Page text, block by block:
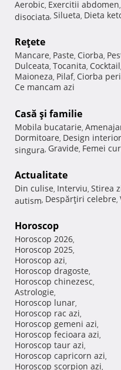
Aerobic, Exercitii abdomen,
disociata, Silueta, Dieta
Reţete
Mancare, Paste, Ciorba,
Dulceata, Tocanita, Cocktail,
Maioneza, Pilaf, Ciorba
Ce mancam azi
Casă şi familie
Mobila bucatarie,
Dormitoare, Design interior
singura, Gravide, Femei
Actualitate
Din culise, Interviu, Stirea
autism, Despărţiri celebre,
Horoscop
Horoscop 2026,
Horoscop 2025,
Horoscop azi,
Horoscop dragoste,
Horoscop chinezesc,
Astrologie,
Horoscop lunar,
Horoscop rac azi,
Horoscop gemeni azi,
Horoscop fecioara azi,
Horoscop taur azi,
Horoscop capricorn azi,
Horoscop scorpion azi,